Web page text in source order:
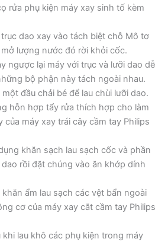
rửa phụ kiện máy xay sinh tố kèm
dao xay vào tách biệt chỗ Mô tơ
lượng nước đó rời khỏi cốc.
ngược lại máy với trục và lưỡi dao dễ
bộ phận này tách ngoài nhau.
một đầu chải bé để lau chùi lưỡi dao.
hỗn hợp tẩy rửa thích hợp cho làm
của máy xay trái cây cầm tay Philips
khăn sạch lau sạch cốc và phần
rồi đặt chúng vào ăn khớp dính
khăn ẩm lau sạch các vệt bẩn ngoài
cơ của máy xay cắt cầm tay Philips
khi lau khô các phụ kiện trong máy